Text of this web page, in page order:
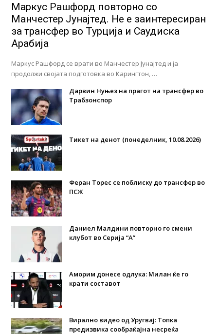
Маркус Рашфорд повторно со
Манчестер Јунајтед. Не е заинтересиран
за трансфер во Турција и Саудиска
Арабија
Маркус Рашфорд се врати во Манчестер Јунајтед и ја
продолжи својата подготовка во Карингтон, …
Дарвин Нуњез на прагот на трансфер во
Трабзонспор
Тикет на денот (понеделник, 10.08.2026)
Феран Торес се поблиску до трансфер во
ПСЖ
Даниел Малдини повторно го смени
клубот во Серија “А”
Аморим донесе одлука: Милан ќе го
крати составот
Вирално видео од Уругвај: Топка
предизвика сообраќајна несреќа